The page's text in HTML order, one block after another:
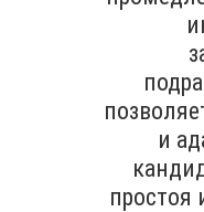
и
простоя